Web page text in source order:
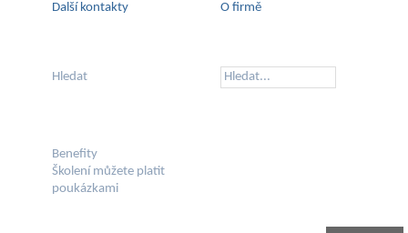
Další kontakty
O firmě
Hledat
Benefity
Školení můžete platit
poukázkami